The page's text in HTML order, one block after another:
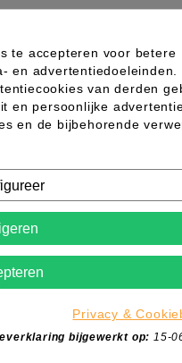
for your review.
elit minim nisi eu
ex deserunt.
te accepteren voor betere
en advertentiedoeleinden.
van derden
en persoonlijke
en de bijbehorende
Privacy &
bijgewerkt op: 15-